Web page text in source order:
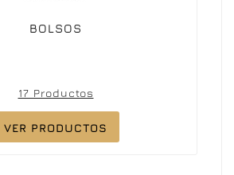
BOLSOS
17 Productos
VER PRODUCTOS